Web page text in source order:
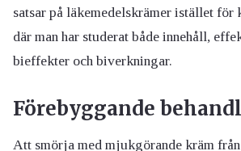
satsar på läkemedelskrämer istället för
där man har studerat både innehåll,
bieffekter och biverkningar.
Förebyggande
Att smörja med mjukgörande kräm